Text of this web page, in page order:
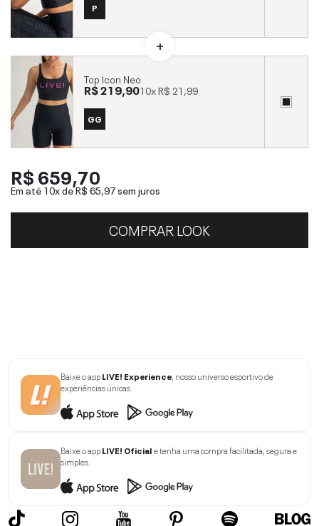
P
Top Icon Neo
R$ 219,9010xR$ 21,99
GG
R$ 659,70
Em até 10x deR$ 65,97sem juros
COMPRAR LOOK
Baixe o appLIVE! Experience, nosso universo esportivo de
experiências únicas.
Baixe o appLIVE! Oficiale tenha uma compra facilitada, segura e
simples.